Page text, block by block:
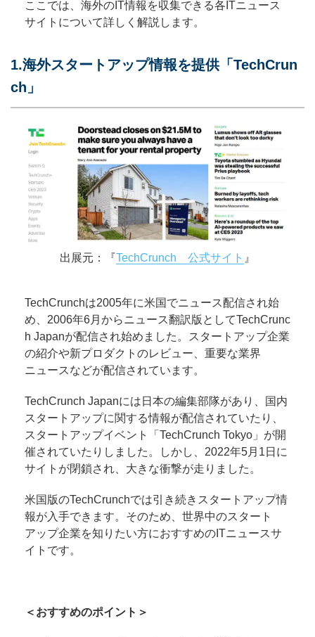
ここでは、海外のIT情報を収集できる各ITニュース
サイトについて詳しく解説します。
1.海外スタートアップ情報を提供「TechCrun
ch」
出展元：『TechCrunch 公式サイト 』
TechCrunchは2005年に米国でニュース配信され始
め、2006年6月からニュース翻訳版としてTechCrunc
h Japanが配信され始めました。スタートアップ企業
の紹介や新プロダクトのレビュー、重要な業界
ニュースなどが配信されています。
TechCrunch Japanには日本の編集部隊があり、国内
スタートアップに関する情報が配信されていたり、
スタートアップイベント「TechCrunch Tokyo」が開
催されていたりしました。しかし、2022年5月1日に
サイトが閉鎖され、大きな衝撃が走りました。
米国版のTechCrunchでは引き続きスタートアップ情
報が入手できます。そのため、世界中のスタート
アップ企業を知りたい方におすすめのITニュースサ
イトです。
＜おすすめのポイント＞